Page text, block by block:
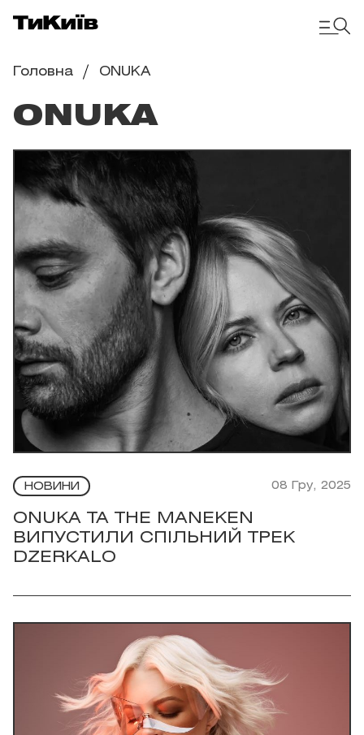
Головна ONUKA
ONUKA
НОВИНИ 08 Гру, 2025
ONUKA ТА THE MANEKEN
ВИПУСТИЛИ СПІЛЬНИЙ ТРЕК
DZERKALO